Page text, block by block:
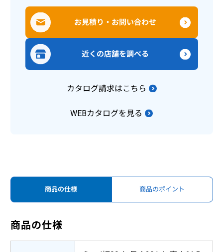
お見積り・お問い合わせ
近くの店舗を調べる
カタログ請求はこちら
WEBカタログを見る
商品の仕様 商品のポイント
商品の仕様